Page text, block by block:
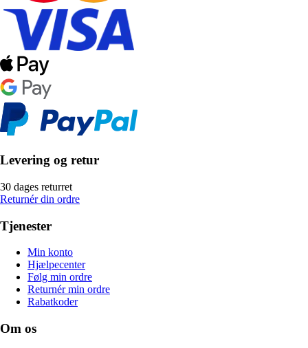
Levering og retur
30 dages returret
Returnér din ordre
Tjenester
Min konto
Hjælpecenter
Følg min ordre
Returnér min ordre
Rabatkoder
Om os